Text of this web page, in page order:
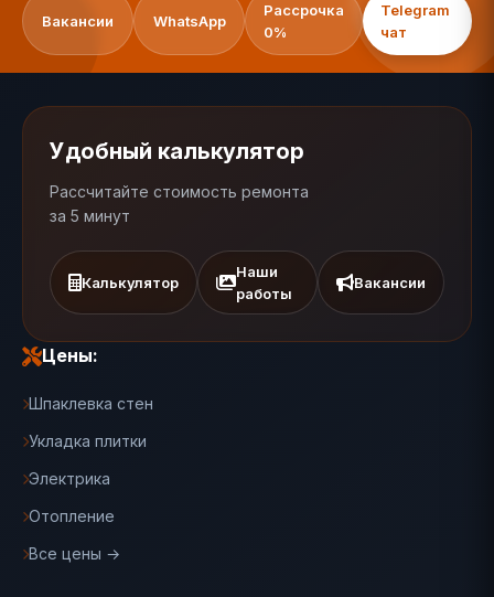
Вакансии WhatsApp
Рассрочка
0%
Telegram
чат
Удобный калькулятор
Рассчитайте стоимость ремонта
за 5 минут
Калькулятор
Наши
работы
Вакансии
Цены:
Шпаклевка стен
Укладка плитки
Электрика
Отопление
Все цены →